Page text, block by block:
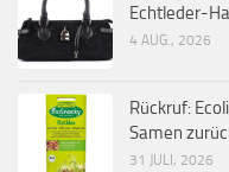
Echtleder-
4 AUG., 2026
Rückruf:
Samen
31 JULI, 2026